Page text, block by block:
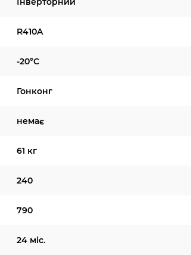
R410A
-20°C
Гонконг
немає
61 кг
240
790
24 міс.